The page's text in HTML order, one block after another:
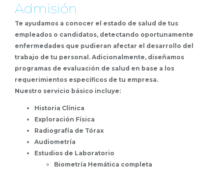
Admisión
Te ayudamos a conocer el estado de salud de tus
empleados o candidatos, detectando oportunamente
enfermedades que pudieran afectar el desarrollo del
trabajo de tu personal. Adicionalmente, diseñamos
programas de evaluación de salud en base a los
requerimientos específicos de tu empresa.
Nuestro servicio básico incluye:
Historia Clínica
Exploración Física
Radiografía de Tórax
Audiometría
Estudios de Laboratorio
Biometría Hemática completa